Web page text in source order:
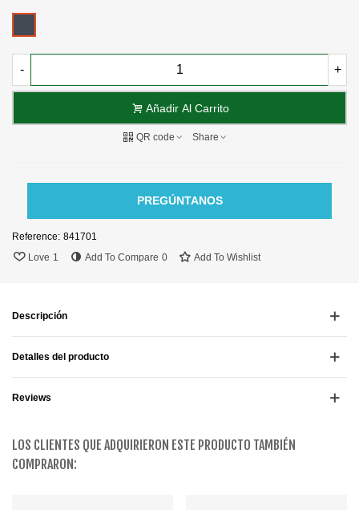
- +
Añadir Al Carrito
QR code Share
PREGÚNTANOS
Reference: 841701
Love 1 Add To Compare 0 Add To Wishlist
Descripción
Detalles del producto
Reviews
LOS CLIENTES QUE ADQUIRIERON ESTE PRODUCTO TAMBIÉN
COMPRARON: